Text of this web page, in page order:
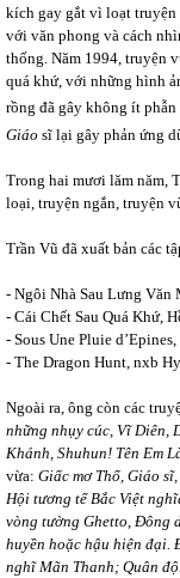
kích gay gắt vì loạt truyện
với văn phong và cách
thống. Năm 1994, truyện
quá khứ, với những hình
rồng đã gây không ít
Giáo sĩ lại gây phản ứng
Trong hai mươi lăm năm,
loại, truyện ngắn, truyện
Trần Vũ đã xuất bản các
- Ngôi Nhà Sau Lưng
- Cái Chết Sau Quá Khứ,
- Sous Une Pluie
- The Dragon Hunt, nxb
Ngoài ra, ông còn các
những nhụy cúc, Vĩ Diên,
Khánh, Shuhun! Tên Em
vừa: Giấc mơ Thổ, Giáo
Hội tương tế Bắc Việt
vòng tường Ghetto Đông
huyền hoặc hậu hiện đại.
nghĩ Mãn Thanh; Quân